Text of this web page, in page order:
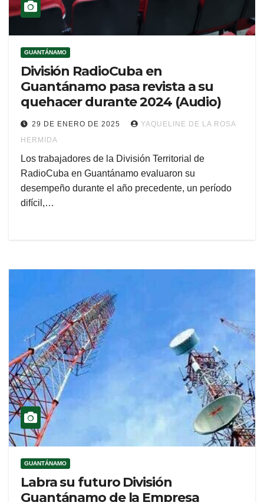
GUANTÁNAMO
División RadioCuba en
Guantánamo pasa revista a su
quehacer durante 2024 (Audio)
29 DE ENERO DE 2025
YAQUELINE DE LA ROSA
HERMIDA
Los trabajadores de la División Territorial de
RadioCuba en Guantánamo evaluaron su
desempeño durante el año precedente, un período
difícil,…
GUANTÁNAMO
Labra su futuro División
Guantánamo de la Empresa